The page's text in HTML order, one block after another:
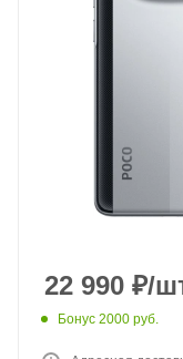
22 990 ₽/
Бонус 2000 руб.